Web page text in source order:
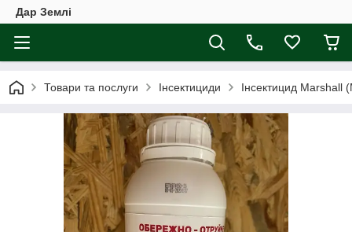
Дар Землі
Товари та послуги Інсектициди Інсектицид